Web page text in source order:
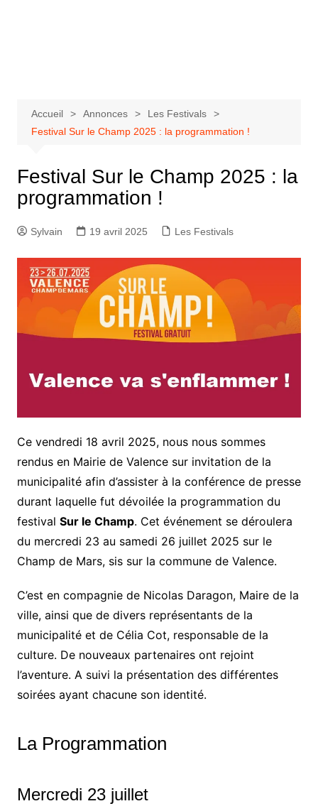
Accueil Annonces
Les Festivals
Festival Sur le Champ 2025 : la programmation !
Festival Sur le Champ 2025 : la
programmation !
Sylvain 19 avril 2025 Les Festivals
Ce vendredi 18 avril 2025, nous nous sommes
rendus en Mairie de Valence sur invitation de la
municipalité afin d’assister à la conférence de presse
durant laquelle fut dévoilée la programmation du
festival Sur le Champ. Cet événement se déroulera
du mercredi 23 au samedi 26 juillet 2025 sur le
Champ de Mars, sis sur la commune de Valence.
C’est en compagnie de Nicolas Daragon, Maire de la
ville, ainsi que de divers représentants de la
municipalité et de Célia Cot, responsable de la
culture. De nouveaux partenaires ont rejoint
l’aventure. A suivi la présentation des différentes
soirées ayant chacune son identité.
La Programmation
Mercredi 23 juillet